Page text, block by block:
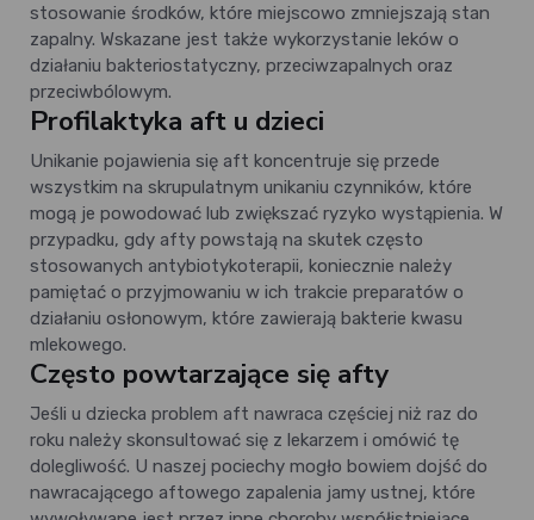
stosowanie środków, które miejscowo zmniejszają stan
zapalny. Wskazane jest także wykorzystanie leków o
działaniu bakteriostatyczny, przeciwzapalnych oraz
przeciwbólowym.
Profilaktyka aft u dzieci
Unikanie pojawienia się aft koncentruje się przede
wszystkim na skrupulatnym unikaniu czynników, które
mogą je powodować lub zwiększać ryzyko wystąpienia. W
przypadku, gdy afty powstają na skutek często
stosowanych antybiotykoterapii, koniecznie należy
pamiętać o przyjmowaniu w ich trakcie preparatów o
działaniu osłonowym, które zawierają bakterie kwasu
mlekowego.
Często powtarzające się afty
Jeśli u dziecka problem aft nawraca częściej niż raz do
roku należy skonsultować się z lekarzem i omówić tę
dolegliwość. U naszej pociechy mogło bowiem dojść do
nawracającego aftowego zapalenia jamy ustnej, które